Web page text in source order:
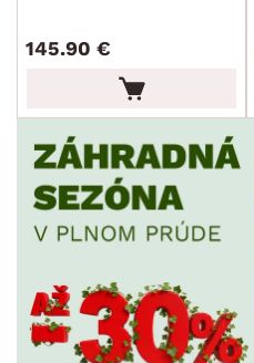
145.90 €